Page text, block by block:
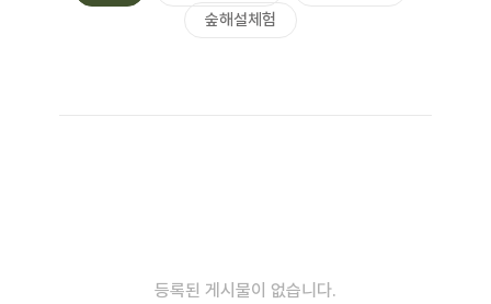
숲해설체험
등록된 게시물이 없습니다.